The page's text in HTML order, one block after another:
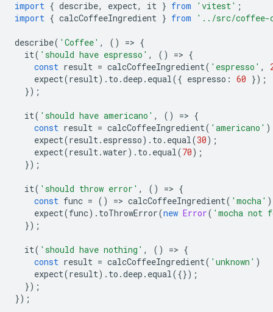
import { describe, expect, it } from 'vitest' ;
import { calcCoffeeIngredient } from '../src/coffee-
describe( 'Coffee' , () => {
it( 'should have espresso' , () => {
const result = calcCoffeeIngredient( 'espresso' ,
expect(result). to .deep . equal({ espresso : 60 });
});
it( 'should have americano' , () => {
const result = calcCoffeeIngredient( 'americano'
expect(result. espresso). to . equal(30);
expect(result.water). to . equal(70);
});
it( 'should throw error' , () => {
const func = () => calcCoffeeIngredient( 'mocha'
expect(func). toThrowError(new Error( 'mocha not
});
it( 'should have nothing' , () => {
const result = calcCoffeeIngredient( 'unknown' )
expect(result). to .deep . equal({});
});
});